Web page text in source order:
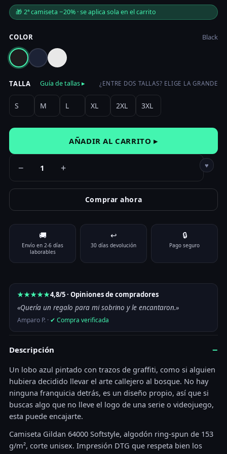
original
era:
actual
es:🎁 2ª camiseta −20% · se aplica sola en el carrito
COLOR Black
TALLA Guía de tallas ▸ ¿ENTRE DOS TALLAS? ELIGE LA GRANDE
S M L XL 2XL 3XL
− +
AÑADIR AL CARRITO ▸
♥
Comprar ahora
Color
Size
Limpiar
Size Guide
Camiseta - Blue Wolf cantidad
🚚
Envío en 2-6 días
laborables
↩
30 días devolución
🔒
Pago seguro
★★★★★4,8/5 · Opiniones de compradores
«Quería un regalo para mi sobrino y le encantaron.»
Amparo P. · ✔ Compra verificada
Descripción −
Un lobo azul pintado con trazos de graffiti, como si alguien
hubiera decidido llevar el arte callejero al bosque. No hay
ninguna franquicia detrás, es un diseño propio, así que si
buscas algo que no lleve el logo de una serie o videojuego,
esta puede encajarte.
Camiseta Gildan 64000 Softstyle, algodón ring-spun de 153
g/m², corte unisex. Impresión DTG que respeta bien los